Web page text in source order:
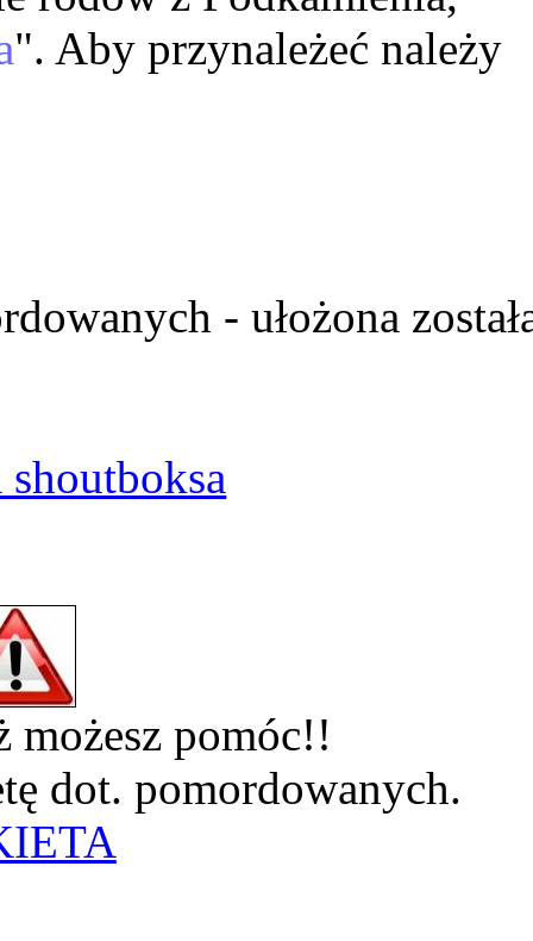
". Aby przynależeć należy
- ułożona
możesz pomóc!!
dot. pomordowanych.